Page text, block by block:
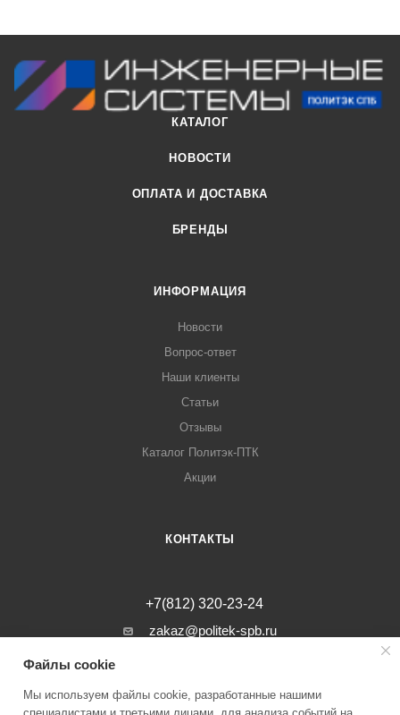
КАТАЛОГ
НОВОСТИ
ОПЛАТА И ДОСТАВКА
БРЕНДЫ
ИНФОРМАЦИЯ
Новости
Вопрос-ответ
Наши клиенты
Статьи
Отзывы
Каталог Политэк-ПТК
Акции
КОНТАКТЫ
+7(812) 320-23-24
zakaz@politek-spb.ru
г. Санкт-Петербург, Минеральная ул, д.
Файлы cookie
Мы используем файлы cookie, разработанные нашими